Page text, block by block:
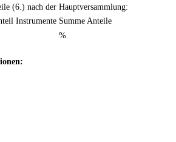
(6.) nach der Hauptversammlung:
Instrumente Summe Anteile
%